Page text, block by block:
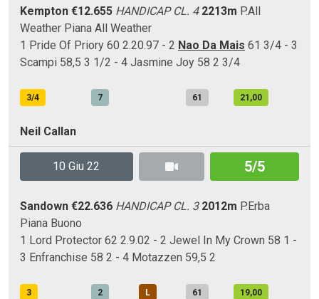
Kempton €12.655 HANDICAP CL. 4 2213m P.All
Weather Piana All Weather
1 Pride Of Priory 60 2.20.97 - 2 Nao Da Mais 61 3/4 - 3
Scampi 58,5 3 1/2 - 4 Jasmine Joy 58 2 3/4
3/4 7 61 21,00
Neil Callan
10 Giu 22 5/5
Sandown €22.636 HANDICAP CL. 3 2012m P.Erba
Piana Buono
1 Lord Protector 62 2.9.02 - 2 Jewel In My Crown 58 1 -
3 Enfranchise 58 2 - 4 Motazzen 59,5 2
3 2 L 61 19,00